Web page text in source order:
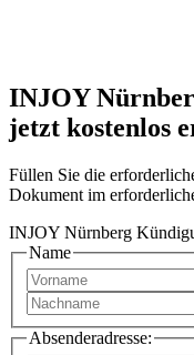
INJOY
jetzt kostenlos
Füllen Sie die
Dokument im
INJOY Nürnberg
Name
Absenderadresse: